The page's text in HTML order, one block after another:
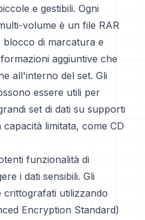
e gestibili. Ogni
volume è un file RAR
di marcatura e
aggiuntive che
all'interno del set. Gli
essere utili per
set di dati su supporti
limitata, come CD
funzionalità di
i dati sensibili. Gli
crittografati utilizzando
Encryption Standard)